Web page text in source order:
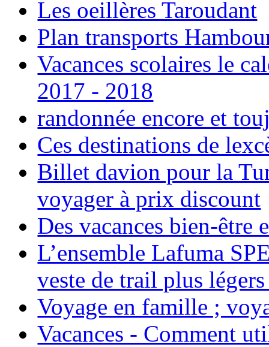
Les oeillères Taroudant
Plan transports
Vacances scolaires le
2017 - 2018
randonnée encore et
Ces destinations de
Billet davion pour la
voyager à prix discount
Des vacances bien-être
L’ensemble Lafuma
veste de trail plus
Voyage en famille ;
Vacances - Comment